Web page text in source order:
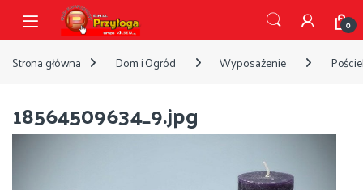
Przejdź do nawigacji
Przejdź do treści
Open 0
Strona główna Dom i Ogród Wyposażenie
18564509634_9.jpg